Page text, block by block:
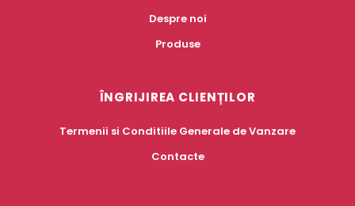
Despre noi
Produse
ÎNGRIJIREA CLIENȚILOR
Termenii si Conditiile Generale de Vanzare
Contacte